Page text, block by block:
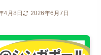
4月8日 2026年6月7日